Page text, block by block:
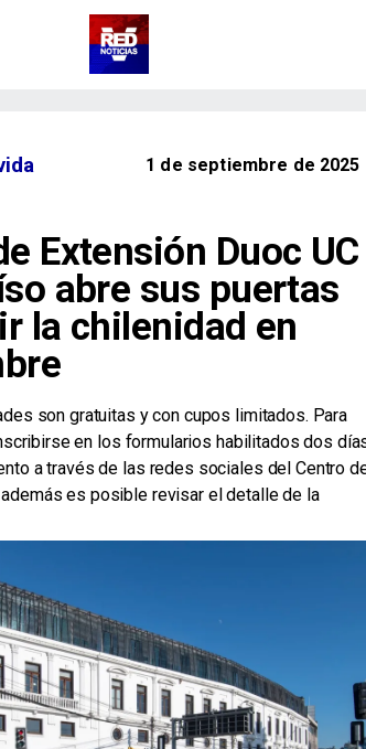
1 de septiembre de 2025
Extensión Duoc UC
abre sus puertas
la chilenidad en
son gratuitas y con cupos limitados. Para
en los formularios habilitados dos
a través de las redes sociales del Centro
es posible revisar el detalle de la